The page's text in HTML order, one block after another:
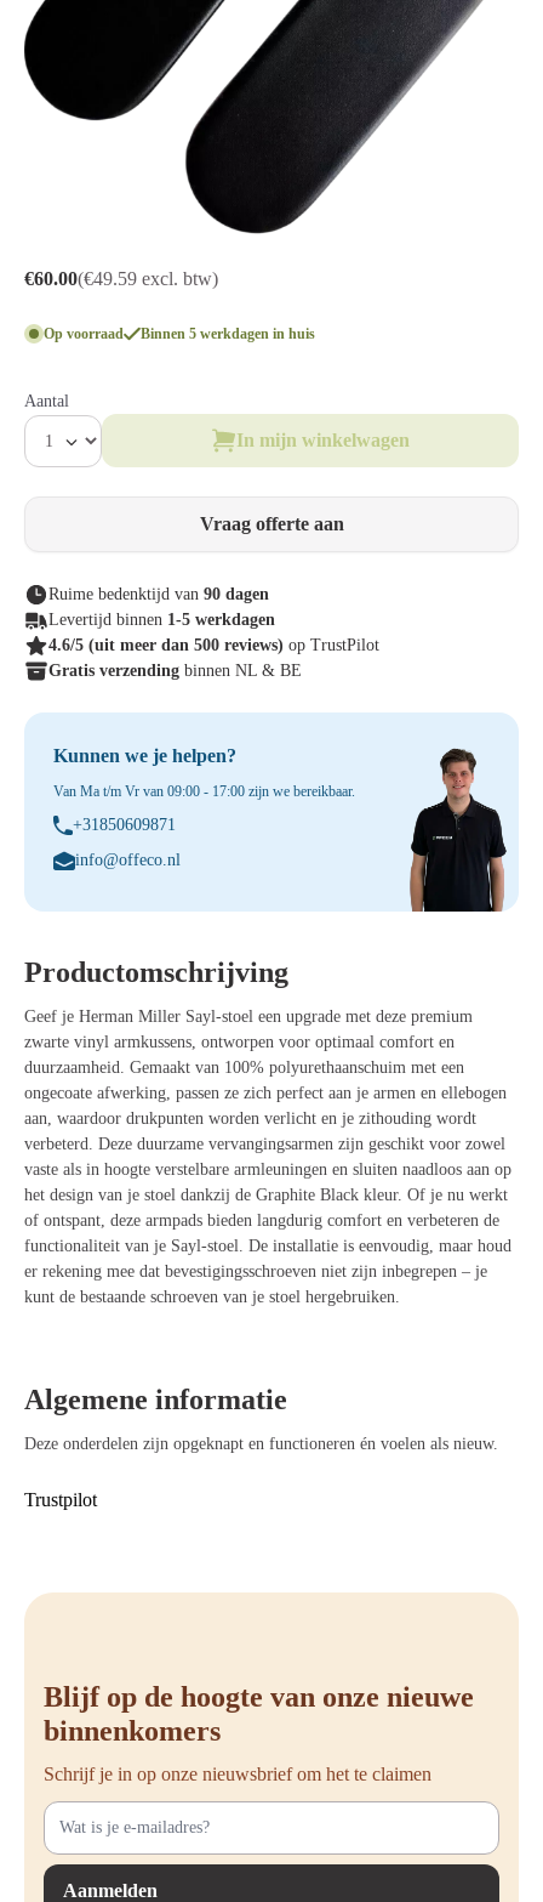
€60.00(€49.59 excl. btw)
Op voorraad Binnen 5 werkdagen in huis
Aantal
In mijn winkelwagen
Vraag offerte aan
Ruime bedenktijd van 90 dagen
Levertijd binnen 1-5 werkdagen
4.6/5 (uit meer dan 500 reviews) op TrustPilot
Gratis verzending binnen NL & BE
Kunnen we je helpen?
Van Ma t/m Vr van 09:00 - 17:00 zijn we bereikbaar.
+31850609871
info@offeco.nl
Productomschrijving
Geef je Herman Miller Sayl-stoel een upgrade met deze premium
zwarte vinyl armkussens, ontworpen voor optimaal comfort en
duurzaamheid. Gemaakt van 100% polyurethaanschuim met een
ongecoate afwerking, passen ze zich perfect aan je armen en ellebogen
aan, waardoor drukpunten worden verlicht en je zithouding wordt
verbeterd. Deze duurzame vervangingsarmen zijn geschikt voor zowel
vaste als in hoogte verstelbare armleuningen en sluiten naadloos aan op
het design van je stoel dankzij de Graphite Black kleur. Of je nu werkt
of ontspant, deze armpads bieden langdurig comfort en verbeteren de
functionaliteit van je Sayl-stoel. De installatie is eenvoudig, maar houd
er rekening mee dat bevestigingsschroeven niet zijn inbegrepen – je
kunt de bestaande schroeven van je stoel hergebruiken.
Algemene informatie
Deze onderdelen zijn opgeknapt en functioneren én voelen als nieuw.
Trustpilot
Blijf op de hoogte van onze nieuwe
binnenkomers
Schrijf je in op onze nieuwsbrief om het te claimen
Aanmelden